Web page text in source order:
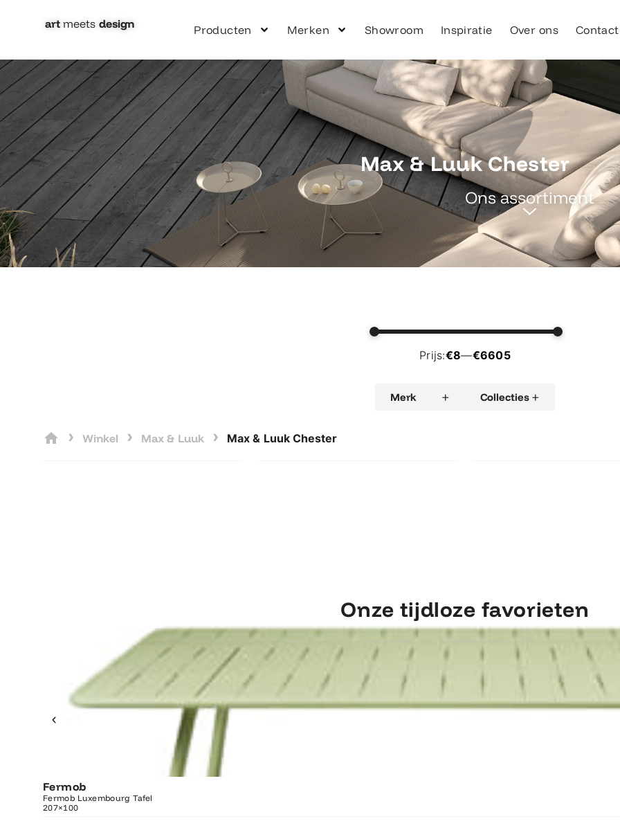
artmeets design​ Producten Merken Showroom Inspiratie Over ons Contact
Max & Luuk Chester
Ons assortiment
Prijs:€8—€6605
Merk + Collecties +
› Winkel › Max & Luuk › Max & Luuk Chester
Max & Luuk Chester, Lage
Tafel
Max & Luuk Chester, Bijzettafel
Onze tijdloze favorieten
Fermob
Fermob Luxembourg Tafel
207×100